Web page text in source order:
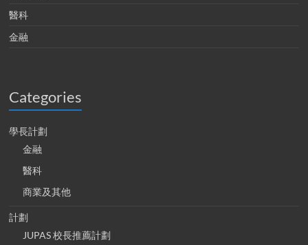
醫科
金融
Categories
學長計劃
金融
醫科
商業及其他
計劃
JUPAS 校長推薦計劃